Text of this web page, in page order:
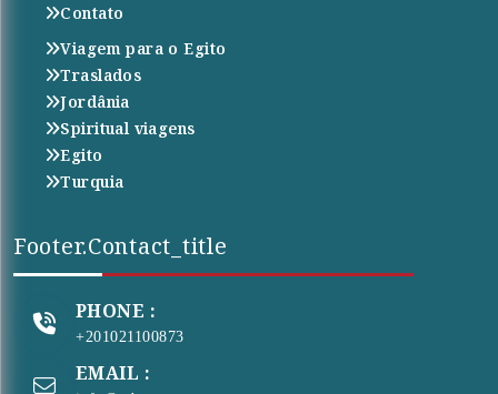
Contato
Viagem para o Egito
Traslados
Jordânia
Spiritual viagens
Egito
Turquia
Footer.contact_title
PHONE :
+201021100873
EMAIL :